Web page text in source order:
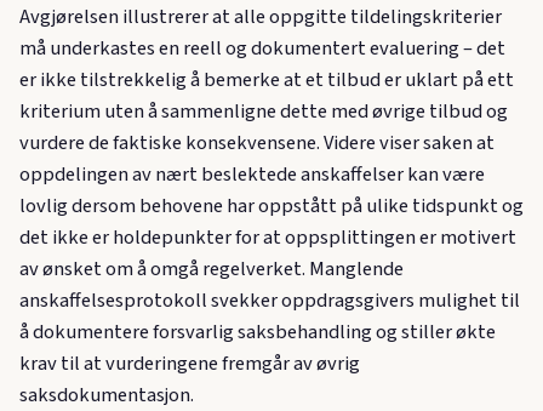
Avgjørelsen illustrerer at alle oppgitte tildelingskriterier
må underkastes en reell og dokumentert evaluering – det
er ikke tilstrekkelig å bemerke at et tilbud er uklart på ett
kriterium uten å sammenligne dette med øvrige tilbud og
vurdere de faktiske konsekvensene. Videre viser saken at
oppdelingen av nært beslektede anskaffelser kan være
lovlig dersom behovene har oppstått på ulike tidspunkt og
det ikke er holdepunkter for at oppsplittingen er motivert
av ønsket om å omgå regelverket. Manglende
anskaffelsesprotokoll svekker oppdragsgivers mulighet til
å dokumentere forsvarlig saksbehandling og stiller økte
krav til at vurderingene fremgår av øvrig
saksdokumentasjon.